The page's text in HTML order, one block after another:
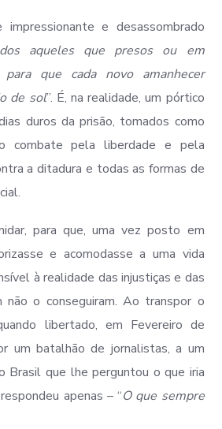
e desassombrado
aqueles que presos ou em
que cada novo amanhecer
de sol”. É, na realidade, um pórtico
duros da prisão, tomados como
combate pela liberdade e pela
a ditadura e todas as formas de
para que, uma vez posto em
e acomodasse a uma vida
à realidade das injustiças e das
não o conseguiram. Ao transpor o
libertado, em Fevereiro de
um batalhão de jornalistas, a um
Brasil que lhe perguntou o que iria
apenas – “O que sempre